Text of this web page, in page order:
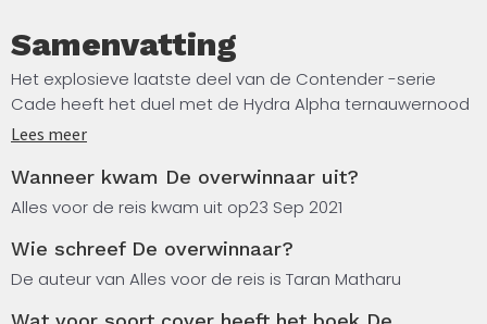
Samenvatting
Het explosieve laatste deel van de Contender -serie
Cade heeft het duel met de Hydra Alpha ternauwernood
overleefd, maar de Spelen zijn nog lang niet voorbij. Op
Abaddon, Cade en zijn vrienden naar de oorlog tegen de
Grijzen gezonden, een mensachtig ras dat in technologie
brengt Cade echter tot een ontdekking: het Pantheon, de
millenniaoude buitenaardse meesterbreinen achter de
Lees meer
Wanneer kwam De overwinnaar uit?
Alles voor de reis kwam uit op23 Sep 2021
Wie schreef De overwinnaar?
De auteur van Alles voor de reis is Taran Matharu